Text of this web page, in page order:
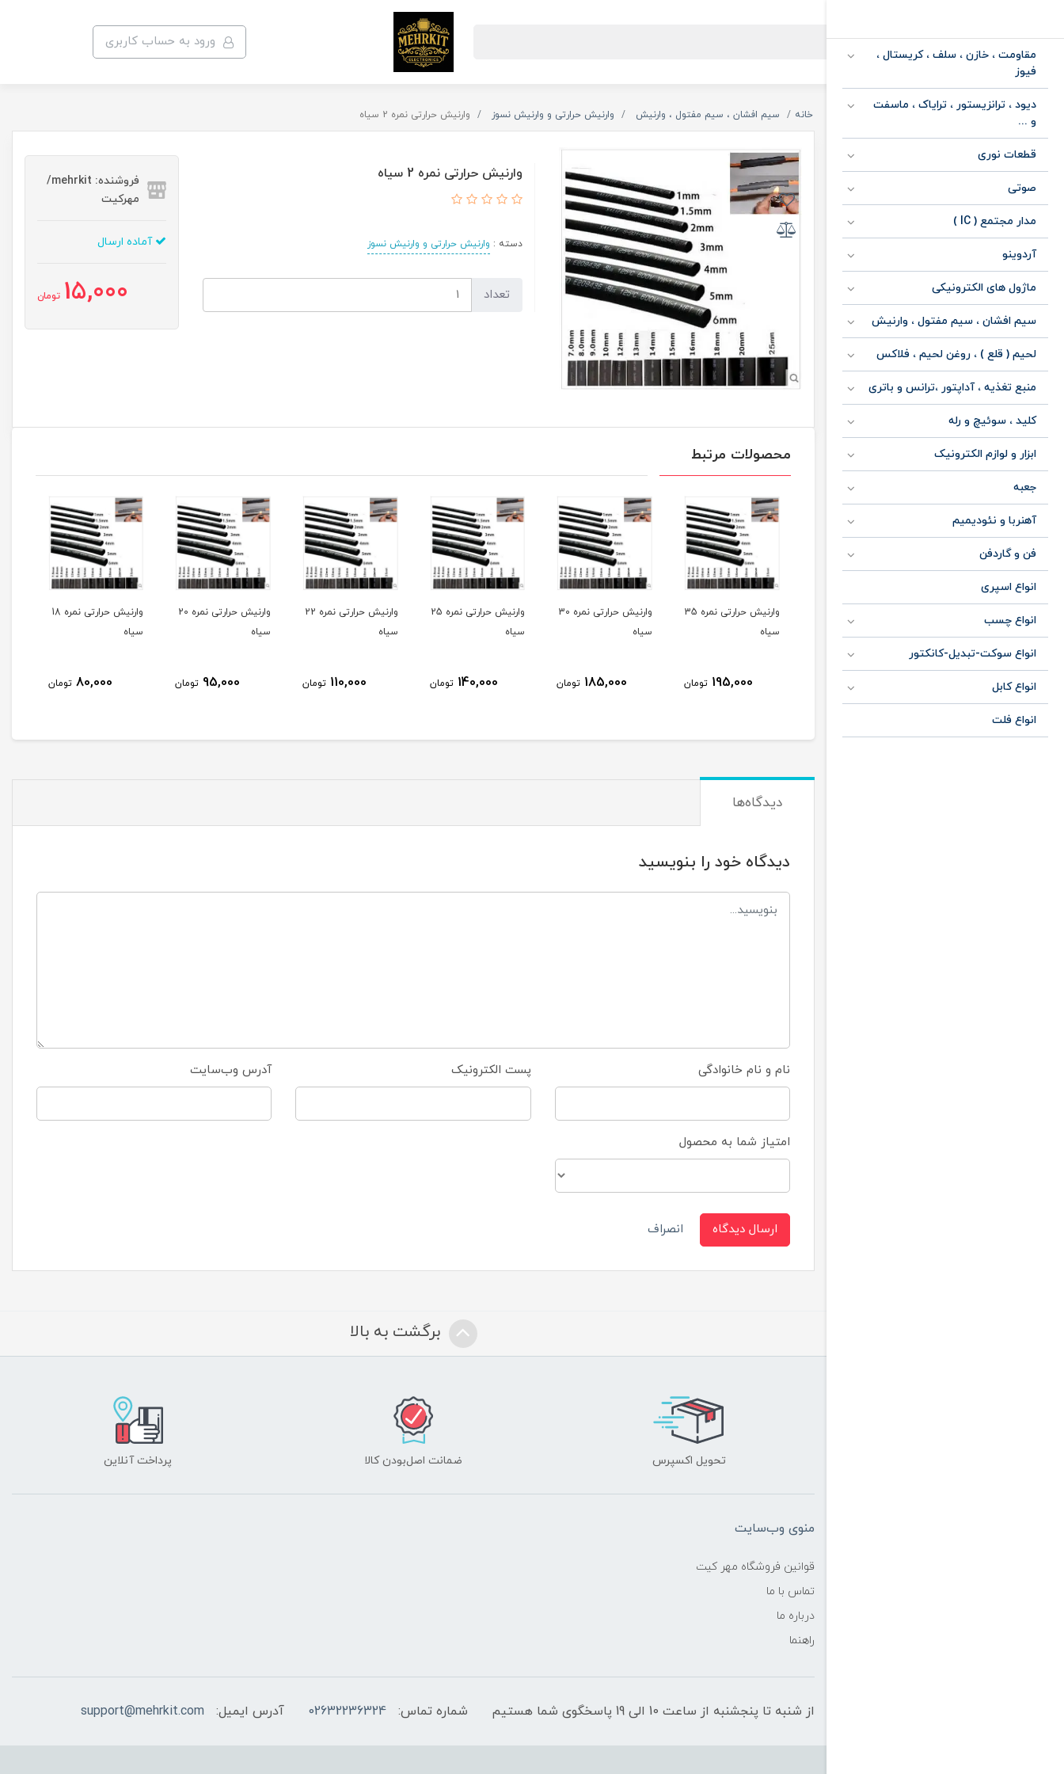
ورود به حساب کاربری
مقاومت ، خازن ، سلف ، کریستال ،
فیوز
دیود ، ترانزیستور ، ترایاک ، ماسفت
و ...
قطعات نوری
صوتی
مدار مجتمع ( IC )
آردوینو
ماژول های الکترونیکی
سیم افشان ، سیم مفتول ، وارنیش
لحیم ( قلع ) ، روغن لحیم ، فلاکس
منبع تغذیه ، آداپتور ،ترانس و باتری
کلید ، سوئیچ و رله
ابزار و لوازم الکترونیک
جعبه
آهنربا و نئودیمیم
فن و گاردفن
انواع اسپری
انواع چسب
انواع سوکت-تبدیل-کانکتور
انواع کابل
انواع فلت
خانه سیم افشان ، سیم مفتول ، وارنیش وارنیش حرارتی و وارنیش نسوز وارنیش حرارتی نمره 2 سیاه
وارنیش حرارتی نمره 2 سیاه
دسته : وارنیش حرارتی و وارنیش نسوز
تعداد
فروشنده: mehrkit/
مهرکیت
آماده ارسال
15,000 تومان
محصولات مرتبط
195,000
185,000 تومان 140,000 تومان 110,000 تومان 95,000 تومان 80,000 تومان 70,000 تومان
دیدگاه‌ها
دیدگاه خود را بنویسید
نام و نام خانوادگی پست الکترونیک آدرس وب‌سایت
امتیاز شما به محصول
ارسال دیدگاه انصراف
برگشت به بالا
تحویل اکسپرس ضمانت اصل‌بودن کالا پرداخت آنلاین
منوی وب‌سایت
قوانین فروشگاه مهر کیت
تماس با ما
درباره ما
راهنما
از شنبه تا پنجشنبه از ساعت 10 الی 19 پاسخگوی شما هستیم شماره تماس: 02632236324 آدرس ایمیل: support@mehrkit.com